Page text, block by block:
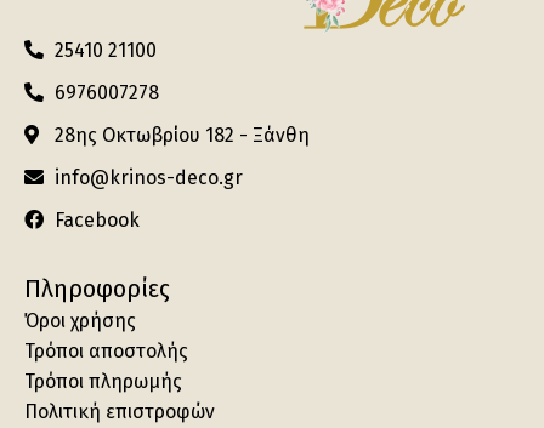
25410 21100
6976007278
28ης Οκτωβρίου 182 - Ξάνθη
info@krinos-deco.gr
Facebook
Πληροφορίες
Όροι χρήσης
Τρόποι αποστολής
Τρόποι πληρωμής
Πολιτική επιστροφών